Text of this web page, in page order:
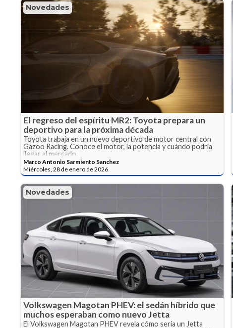
Novedades
El regreso del espíritu MR2: Toyota prepara un
deportivo para la próxima década
Toyota trabaja en un nuevo deportivo de motor central con
Gazoo Racing. Conoce el motor, la potencia y cuándo podría
llegar al mercado.
Marco Antonio Sarmiento Sanchez
Miércoles, 28 de enero de 2026
Novedades
Volkswagen Magotan PHEV: el sedán híbrido que
muchos esperaban como nuevo Jetta
El Volkswagen Magotan PHEV revela cómo sería un Jetta